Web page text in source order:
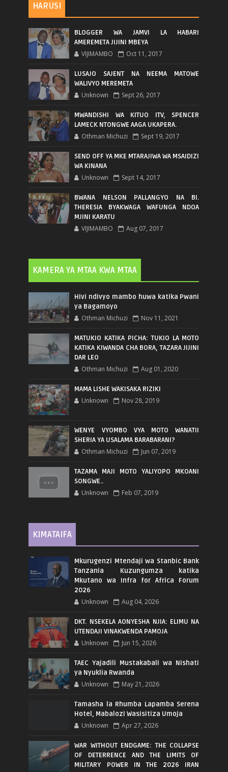
HARUSI
BLOGGER WA JAMVI LA HABARI
AMEREMETA JIJINI MBEYA
VIJIMAMBO Oct 11, 2017
LUSAJO SAJENT NA NEEMA MATOWE
WALIVYO MEREMETA
Unknown Sept 26, 2017
MWANDISHI WA KITUO ITV, SPENCER
LAMECK NTONGWE AAGA UKAPERA.
Othman Michuzi Sept 19, 2017
SEND OFF YA MKE MTARAJIWA WA MSAIDIZI
WA KINANA
Unknown Sept 14, 2017
BWANA NELSON PALLANGYO NA BI.
THERESIA BYAKWAGA WAFUNGA NDOA
MJINI KARATU
VIJIMAMBO Aug 07, 2017
KAMERA YA MTAA KWA MTAA
Hivi ndivyo mambo huwa katika Pwani
ya Bagamoyo
Othman Michuzi Nov 11, 2021
MATUKIO KATIKA PICHA: TUKIO LA MOTO
KATIKA KIWANDA CHA BORA, TAZARA JIJINI
DAR LEO
Othman Michuzi Aug 01, 2020
MAMA LISHE WAKISAKA RIZIKI
Unknown Nov 28, 2019
WENYE VYOMBO VYA MOTO WANATII
SHERIA YA USALAMA BARABARANI?
Othman Michuzi Jun 07, 2019
TAZAMA MAJI MOTO YALIYOPO MKOANI
SONGWE..
Unknown Feb 07, 2019
KIMATAIFA
Mkurugenzi Mtendaji wa Stanbic Bank
Tanzania Kuzungumza katika
Mkutano wa Infra for Africa Forum
2026
Unknown Aug 04, 2026
DKT. NSEKELA AONYESHA NJIA: ELIMU NA
UTENDAJI VINAKWENDA PAMOJA
Unknown Jun 15, 2026
TAEC Yajadili Mustakabali wa Nishati
ya Nyuklia Rwanda
Unknown May 21, 2026
Tamasha la Rhumba Lapamba Serena
Hotel, Mabalozi Wasisitiza Umoja
Unknown Apr 27, 2026
WAR WITHOUT ENDGAME: THE COLLAPSE
OF DETERRENCE AND THE LIMITS OF
MILITARY POWER IN THE 2026 IRAN